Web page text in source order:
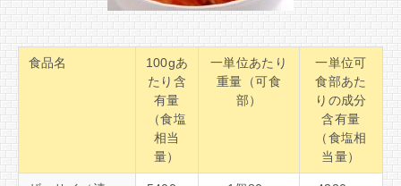
食品名
100gあ
たり含
有量
（食塩
相当
量）
一単位あたり
重量（可食
部）
一単位可
食部あた
りの成分
含有量
（食塩相
当量）